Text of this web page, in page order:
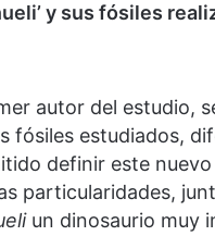
y sus fósiles
autor del estudio,
fósiles estudiados,
definir este
particularidades,
un dinosaurio muy